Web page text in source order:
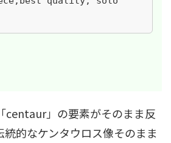
centaur」の要素がそのまま反
統的なケンタウロス像そのまま